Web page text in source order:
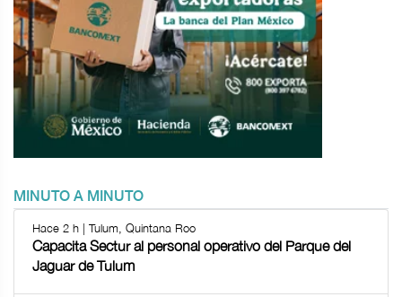
MINUTO A MINUTO
Hace 2 h | Tulum, Quintana Roo
Capacita Sectur al personal operativo del Parque del
Jaguar de Tulum